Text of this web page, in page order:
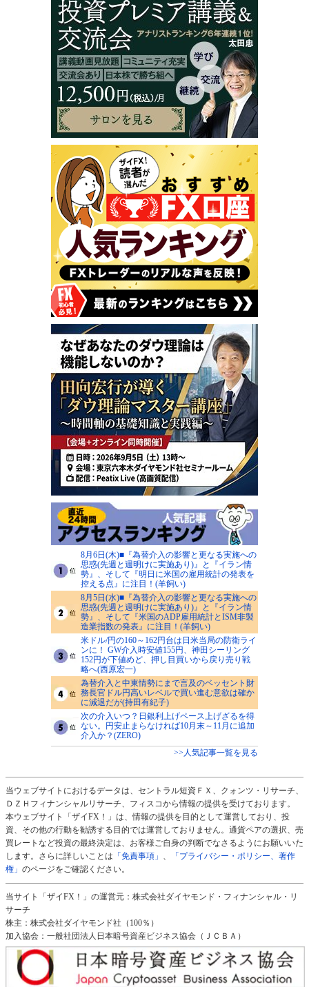
8月6日(木)■『為替介入の影響と更なる実施への
思惑(先週と週明けに実施あり)』と『イラン情
勢』、そして『明日に米国の雇用統計の発表を
控える点』に注目！(羊飼い)
8月5日(水)■『為替介入の影響と更なる実施への
思惑(先週と週明けに実施あり)』と『イラン情
勢』、そして『米国のADP雇用統計とISM非製
造業指数の発表』に注目！(羊飼い)
米ドル/円の160～162円台は日米当局の防衛ライ
ンに！ GW介入時安値155円、神田シーリング
152円が下値めど、押し目買いから戻り売り戦
略へ(西原宏一)
為替介入と中東情勢にまで言及のベッセント財
務長官ドル円高いレベルで買い進む意欲は確か
に減退だが(持田有紀子)
次の介入いつ？日銀利上げペース上げざるを得
ない。円安止まらなければ10月末～11月に追加
介入か？(ZERO)
>>人気記事一覧を見る
当ウェブサイトにおけるデータは、セントラル短資ＦＸ、クォンツ・リサーチ、
ＤＺＨフィナンシャルリサーチ、フィスコから情報の提供を受けております。
本ウェブサイト「ザイFX！」は、情報の提供を目的として運営しており、投
資、その他の行動を勧誘する目的では運営しておりません。通貨ペアの選択、売
買レートなど投資の最終決定は、お客様ご自身の判断でなさるようにお願いいた
します。さらに詳しいことは 「免責事項」 、
「プライバシー・ポリシー、著作
権」 のページをご確認ください。
当サイト「ザイFX！」の運営元：株式会社ダイヤモンド・フィナンシャル・リ
サーチ
株主：株式会社ダイヤモンド社（100％）
加入協会：一般社団法人日本暗号資産ビジネス協会（ＪＣＢＡ）